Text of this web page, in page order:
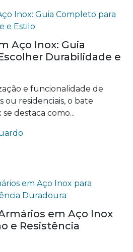
Aço Inox: Guia
Durabilidade e
e funcionalidade de
ou residenciais, o bate
destaca como...
em Aço Inox
e Resistência